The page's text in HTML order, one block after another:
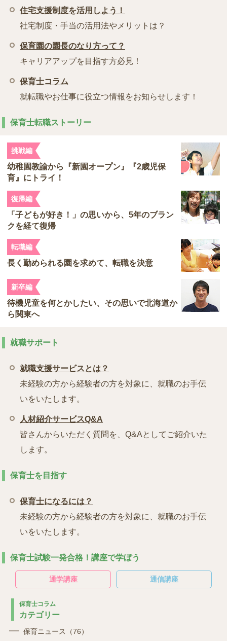
住宅支援制度を活用しよう！
社宅制度・手当の活用法やメリットは？
保育園の園長のなり方って？
キャリアアップを目指す方必見！
保育士コラム
就転職やお仕事に役立つ情報をお知らせします！
保育士転職ストーリー
挑戦編
幼稚園教諭から『新園オープン』『2歳児保
育』にトライ！
復帰編
「子どもが好き！」の思いから、5年のブラン
クを経て復帰
転職編
長く勤められる園を求めて、転職を決意
新卒編
待機児童を何とかしたい、その思いで北海道か
ら関東へ
就職サポート
就職支援サービスとは？
未経験の方から経験者の方を対象に、就職のお手伝
いをいたします。
人材紹介サービスQ&A
皆さんからいただく質問を、Q&Aとしてご紹介いた
します。
保育士を目指す
保育士になるには？
未経験の方から経験者の方を対象に、就職のお手伝
いをいたします。
保育士試験一発合格！講座で学ぼう
通学講座 通信講座
保育士コラム
カテゴリー
保育ニュース（76）